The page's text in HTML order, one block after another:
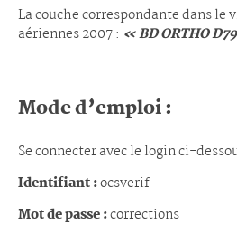
La couche correspondante dans le
aériennes 2007 : « BD ORTHO
Mode d’emploi :
Se connecter avec le login ci-
Identifiant :ocsverif
Mot de passe :corrections